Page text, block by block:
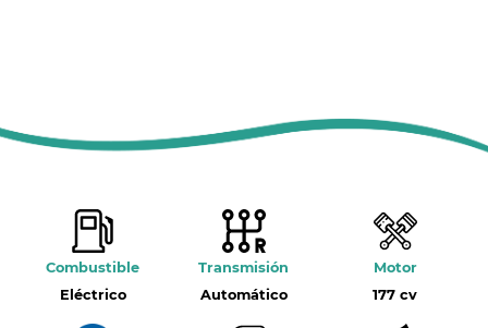
Combustible
Eléctrico
Transmisión
Automático
Motor
177 cv